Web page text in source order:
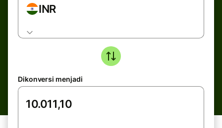
INR
Dikonversi menjadi